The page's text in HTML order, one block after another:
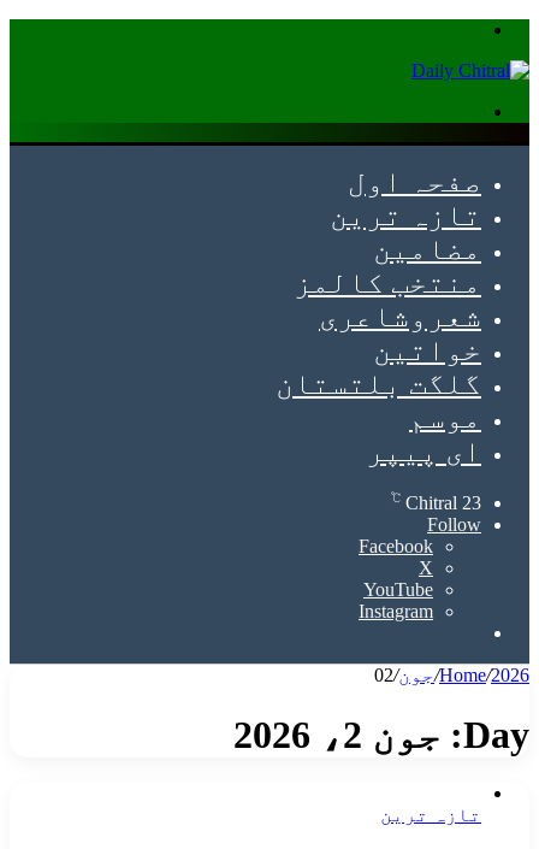
صفحہ اول
تازہ ترین
مضامین
منتخب کالمز
شعروشاعری
خواتین
گلگت بلتستان
موسم
ای پیپر
Chitral 23
℃
Follow
Facebook
X
YouTube
Instagram
Home/2026
/جون/
02
Day: جون 2، 2026
تازہ ترین